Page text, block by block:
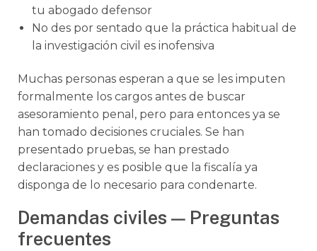
tu abogado defensor
No des por sentado que la práctica habitual de
la investigación civil es inofensiva
Muchas personas esperan a que se les imputen
formalmente los cargos antes de buscar
asesoramiento penal, pero para entonces ya se
han tomado decisiones cruciales. Se han
presentado pruebas, se han prestado
declaraciones y es posible que la fiscalía ya
disponga de lo necesario para condenarte.
Demandas civiles — Preguntas
frecuentes